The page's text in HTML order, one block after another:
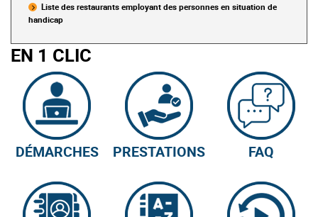
Liste des restaurants employant des personnes en situation de
handicap
EN 1 CLIC
DÉMARCHES PRESTATIONS FAQ